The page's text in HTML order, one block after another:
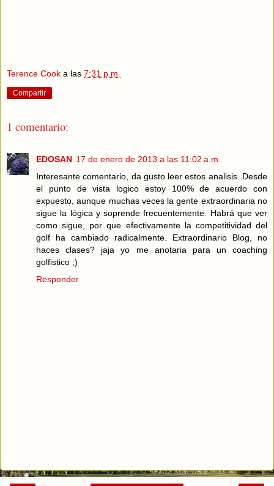
Terence Cook a las 7:31 p.m.
Compartir
1 comentario:
EDOSAN 17 de enero de 2013 a las 11:02 a.m.
Interesante comentario, da gusto leer estos analisis. Desde
el punto de vista logico estoy 100% de acuerdo con
expuesto, aunque muchas veces la gente extraordinaria no
sigue la lógica y soprende frecuentemente. Habrá que ver
como sigue, por que efectivamente la competitividad del
golf ha cambiado radicalmente. Extraordinario Blog, no
haces clases? jaja yo me anotaria para un coaching
golfistico ;)
Responder